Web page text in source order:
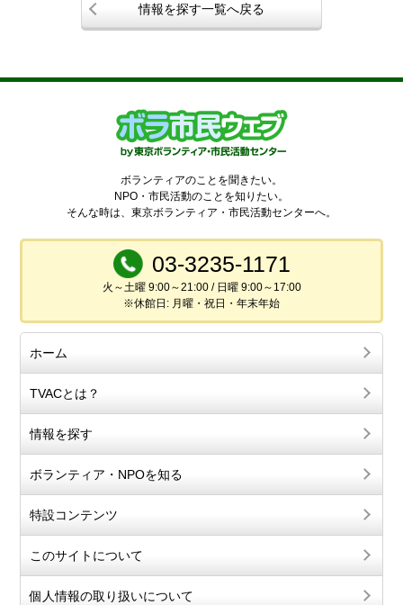
情報を探す一覧へ戻る
ボランティアのことを聞きたい。
NPO・市民活動のことを知りたい。
そんな時は、東京ボランティア・市民活動センターへ。
03-3235-1171
火～土曜 9:00～21:00 / 日曜 9:00～17:00
※休館日: 月曜・祝日・年末年始
ホーム
TVACとは？
情報を探す
ボランティア・NPOを知る
特設コンテンツ
このサイトについて
個人情報の取り扱いについて